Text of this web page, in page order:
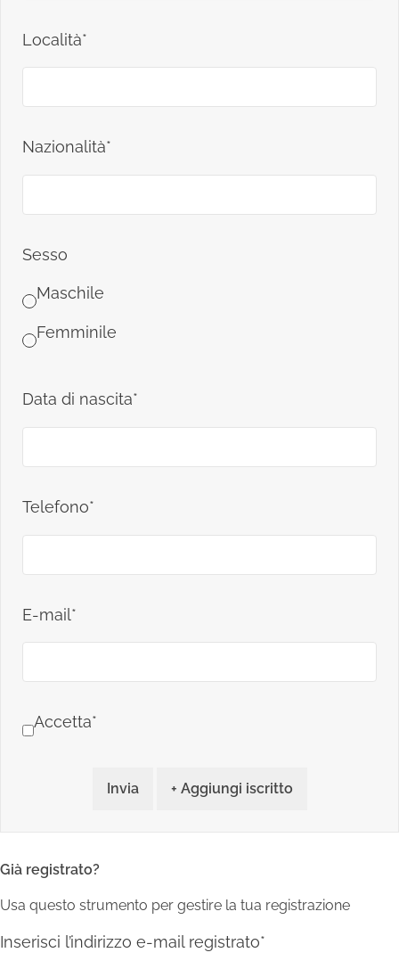
Località*
Nazionalità*
Sesso
Maschile
Femminile
Data di nascita*
Telefono*
E-mail*
Accetta*
Invia + Aggiungi iscritto
Già registrato?
Usa questo strumento per gestire la tua registrazione
Inserisci l’indirizzo e-mail registrato*